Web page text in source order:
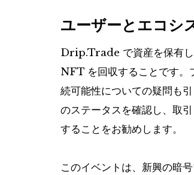
ユーザーとエコシ
Drip.Trade で資産を保有し
NFT を回収することです。
続可能性についての疑問も
のステータスを確認し、取
することをお勧めします。
このイベントは、新興の暗